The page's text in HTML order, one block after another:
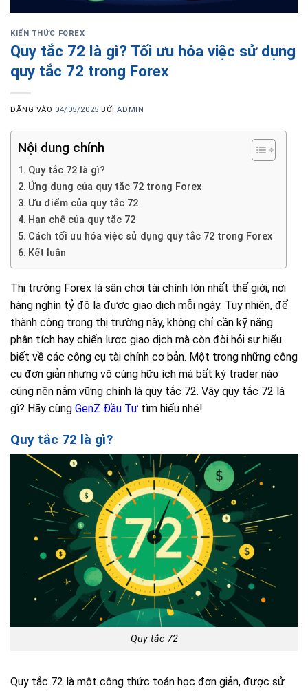
KIẾN THỨC FOREX
Quy tắc 72 là gì? Tối ưu hóa việc sử dụng
quy tắc 72 trong Forex
ĐĂNG VÀO 04/05/2025 BỞIADMIN
Nội dung chính
Quy tắc 72 là gì?
Ứng dụng của quy tắc 72 trong Forex
Ưu điểm của quy tắc 72
Hạn chế của quy tắc 72
Cách tối ưu hóa việc sử dụng quy tắc 72 trong Forex
Kết luận
Thị trường Forex là sân chơi tài chính lớn nhất thế giới, nơi
hàng nghìn tỷ đô la được giao dịch mỗi ngày. Tuy nhiên, để
thành công trong thị trường này, không chỉ cần kỹ năng
phân tích hay chiến lược giao dịch mà còn đòi hỏi sự hiểu
biết về các công cụ tài chính cơ bản. Một trong những công
cụ đơn giản nhưng vô cùng hữu ích mà bất kỳ trader nào
cũng nên nắm vững chính là quy tắc 72. Vậy quy tắc 72 là
gì? Hãy cùng GenZ Đầu Tư tìm hiểu nhé!
Quy tắc 72 là gì?
Quy tắc 72
Quy tắc 72 là một công thức toán học đơn giản, được sử